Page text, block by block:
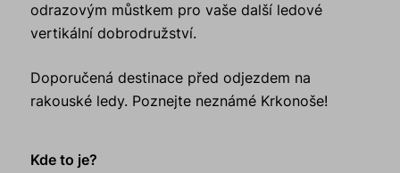
odrazovým můstkem pro vaše další ledové
vertikální dobrodružství.
Doporučená destinace před odjezdem na
rakouské ledy. Poznejte neznámé Krkonoše!
Kde to je?